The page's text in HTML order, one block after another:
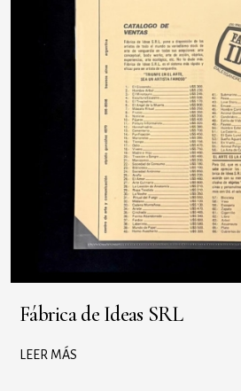
Fábrica de Ideas SRL
LEER MÁS